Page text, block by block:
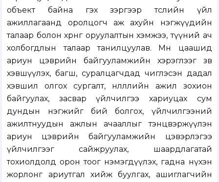
объект байна гэх зэргээр төслийн үйл
ажиллагаанд оролцогч аж ахуйн нэгжүүдийн
талаар болон хөрөнгө оруулалтын хэмжээ, түүний ач
холбогдлын талаар танилцуулав. Мөн цаашид
ариун цэврийн байгууламжийн хэрэглээг зөв
хэвшүүлэх, багш, суралцагчдад чиглэсэн дадал
хэвшил олгох сургалт, нөлөөллийн ажил зохион
байгуулах, засвар үйлчилгээ хариуцах сум
дундын нэгжийг бий болгох, үйлчилгээний
ажилтнуудын ажлын ачааллыг тэнцвэржүүлэн
ариун цэврийн байгууламжийн цэвэрлэгээ
үйлчилгээг сайжруулах, шаардлагатай
тохиолдолд орон тоог нэмэгдүүлэх, гадна нүхэн
жорлонг ариутгал хийж буулгах, ашиглагчийн